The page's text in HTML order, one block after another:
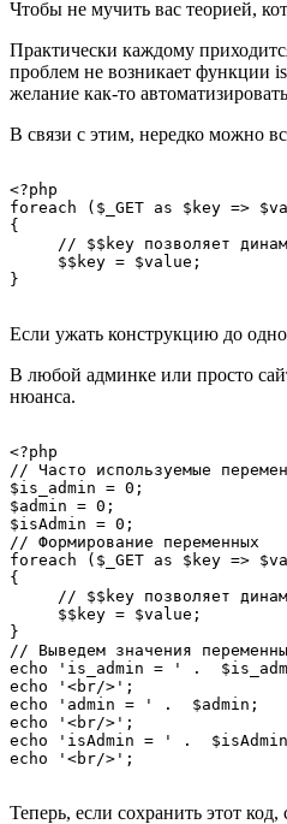
Чтобы не мучить вас теорией,
Практически каждому
проблем не возникает функции
желание как-то
В связи с этим, нередко можно
<?php
foreach ($_GET as $key =>
{
// $$key позволяет
     $$key = $value;
Если ужать конструкцию до
В любой админке или просто
нюанса.
<?php
// Часто используемые
$is_admin = 0;
$admin = 0;
$isAdmin = 0;
// Формирование переменных
foreach ($_GET as $key =>
{
// $$key позволяет
     $$key = $value;
}
// Выведем значения
echo 'is_admin = ' .
echo '<br/>';
echo 'admin = ' .  $admin;
echo '<br/>';
echo 'isAdmin = ' .
Теперь, если сохранить этот